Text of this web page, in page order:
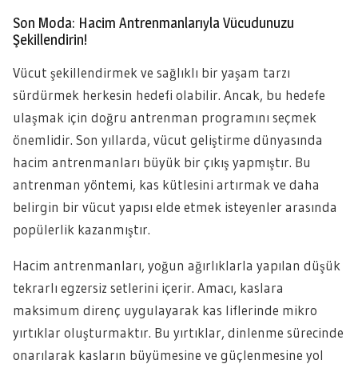
Son Moda: Hacim Antrenmanlarıyla Vücudunuzu
Şekillendirin!
Vücut şekillendirmek ve sağlıklı bir yaşam tarzı
sürdürmek herkesin hedefi olabilir. Ancak, bu hedefe
ulaşmak için doğru antrenman programını seçmek
önemlidir. Son yıllarda, vücut geliştirme dünyasında
hacim antrenmanları büyük bir çıkış yapmıştır. Bu
antrenman yöntemi, kas kütlesini artırmak ve daha
belirgin bir vücut yapısı elde etmek isteyenler arasında
popülerlik kazanmıştır.
Hacim antrenmanları, yoğun ağırlıklarla yapılan düşük
tekrarlı egzersiz setlerini içerir. Amacı, kaslara
maksimum direnç uygulayarak kas liflerinde mikro
yırtıklar oluşturmaktır. Bu yırtıklar, dinlenme sürecinde
onarılarak kasların büyümesine ve güçlenmesine yol